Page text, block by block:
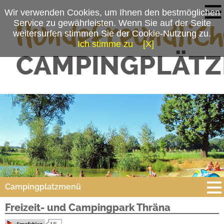
Campingplatzmenü
Platzdaten
Freizeit- und Campingpark Thräna
Wir verwenden Cookies, um Ihnen den bestmöglichen
Service zu gewährleisten. Wenn Sie auf der Seite
weitersurfen stimmen Sie der Cookie-Nutzung zu.
Ich stimme zu
[X]